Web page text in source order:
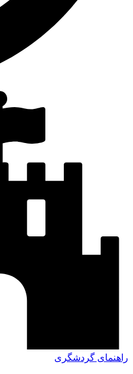
راهنمای گردشگری